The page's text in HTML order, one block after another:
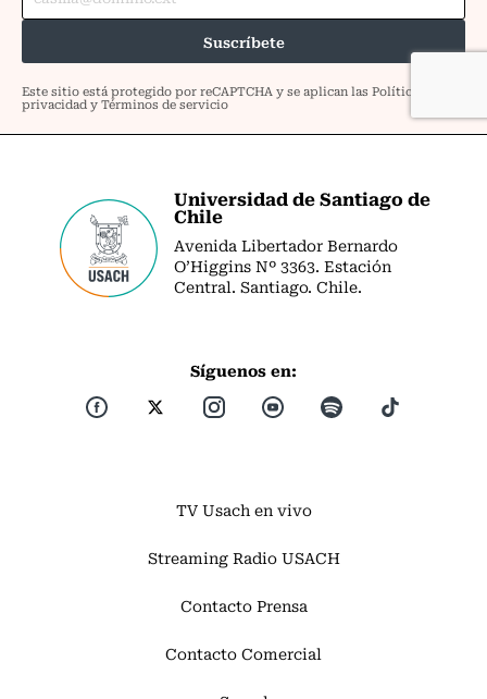
Universidad de Santiago de
Chile
Avenida Libertador Bernardo
O’Higgins Nº 3363. Estación
Central. Santiago. Chile.
Síguenos en:
TV Usach en vivo
Streaming Radio USACH
Contacto Prensa
Contacto Comercial